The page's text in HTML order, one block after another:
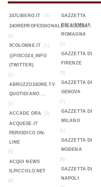
247LIBERO.IT (5)
24OREPROFESSIONALE.ILSOLE24...
(1)
9COLONNE.IT
(1)
@FISCO24_INFO
(TWITTER)
(1)
ABRUZZO24ORE.TV
QUOTIDIANO ...
(1)
ACCADE ORA
(3)
ACQUESE.IT
PERIODICO ON-
LINE
(5)
ACQUI NEWS
ILPICCOLO.NET
(4)
GAZZETTA
DELL'EMILIA
ROMAGNA
(1)
GAZZETTA DI
FIRENZE
(3)
GAZZETTA DI
GENOVA
(7)
GAZZETTA DI
MILANO
(1)
GAZZETTA DI
MODENA
(8)
GAZZETTA DI
NAPOLI